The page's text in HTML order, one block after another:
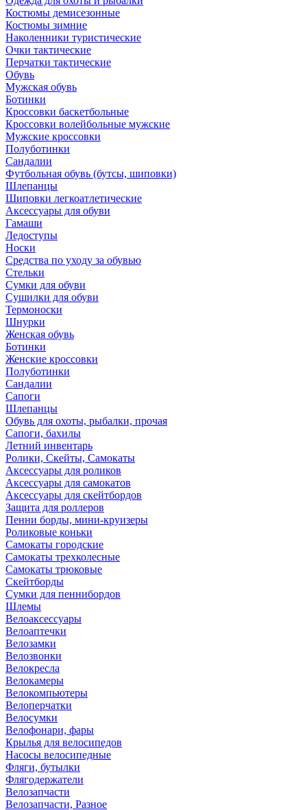
Костюмы демисезонные
Костюмы зимние
Наколенники туристические
Очки тактические
Перчатки тактические
Обувь
Мужская обувь
Ботинки
Кроссовки баскетбольные
Кроссовки волейбольные мужские
Мужские кроссовки
Полуботинки
Сандалии
Футбольная обувь (бутсы, шиповки)
Шлепанцы
Шиповки легкоатлетические
Аксессуары для обуви
Гамаши
Ледоступы
Носки
Средства по уходу за обувью
Стельки
Сумки для обуви
Сушилки для обуви
Термоноски
Шнурки
Женская обувь
Ботинки
Женские кроссовки
Полуботинки
Сандалии
Сапоги
Шлепанцы
Обувь для охоты, рыбалки, прочая
Сапоги, бахилы
Летний инвентарь
Ролики, Скейты, Самокаты
Аксессуары для роликов
Аксессуары для самокатов
Аксессуары для скейтбордов
Защита для роллеров
Пенни борды, мини-круизеры
Роликовые коньки
Самокаты городские
Самокаты трехколесные
Самокаты трюковые
Скейтборды
Сумки для пеннибордов
Шлемы
Велоаксессуары
Велоаптечки
Велозамки
Велозвонки
Велокресла
Велокамеры
Велокомпьютеры
Велоперчатки
Велосумки
Велофонари, фары
Крылья для велосипедов
Насосы велосипедные
Фляги, бутылки
Флягодержатели
Велозапчасти
Велозапчасти, Разное